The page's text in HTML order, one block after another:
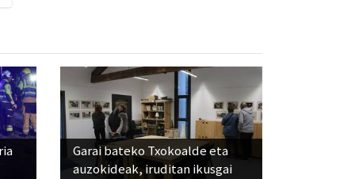
Garai bateko Txokoalde eta
auzokideak, iruditan ikusgai